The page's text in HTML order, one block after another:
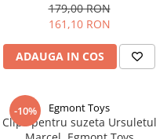
179,00 RON
161,10 RON
ADAUGA IN COS
-10% Egmont Toys
Clips pentru suzeta Ursuletul